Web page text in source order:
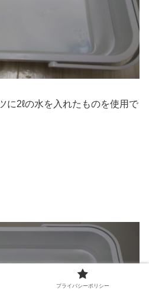
に2ℓの水を入れたものを使用で
プライバシーポリシー